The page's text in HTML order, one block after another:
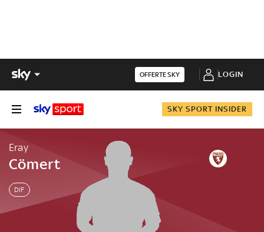
OFFERTE SKY LOGIN
SKY SPORT INSIDER
Eray
Cömert
DIF